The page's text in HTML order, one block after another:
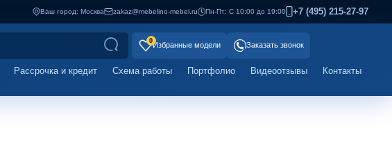
Ваш город: Москва zakaz@mebelino-mebel.ru Пн-Пт: С 10:00 до 19:00 +7 (495) 215-27-97
0
Избранные модели Заказать звонок
Рассрочка и кредит Схема работы Портфолио Видеоотзывы Контакты